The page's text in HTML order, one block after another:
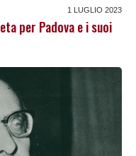
1 LUGLIO 2023
per Padova e i suoi